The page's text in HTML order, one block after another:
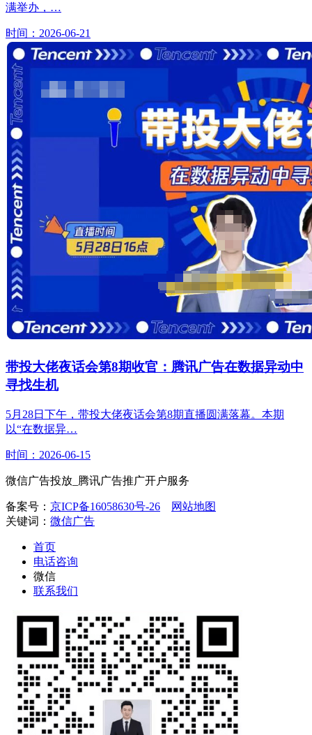
满举办，…
时间：2026-06-21
带投大佬夜话会第8期收官：腾讯广告在数据异动中
寻找生机
5月28日下午，带投大佬夜话会第8期直播圆满落幕。本期
以“在数据异…
时间：2026-06-15
微信广告投放_腾讯广告推广开户服务
备案号： 京ICP备16058630号-26
网站地图
关键词： 微信广告
首页
电话咨询
微信
联系我们